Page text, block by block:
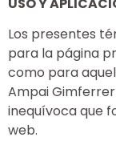
Los presentes
para la página
como para
Ampai
inequívoca que
web.